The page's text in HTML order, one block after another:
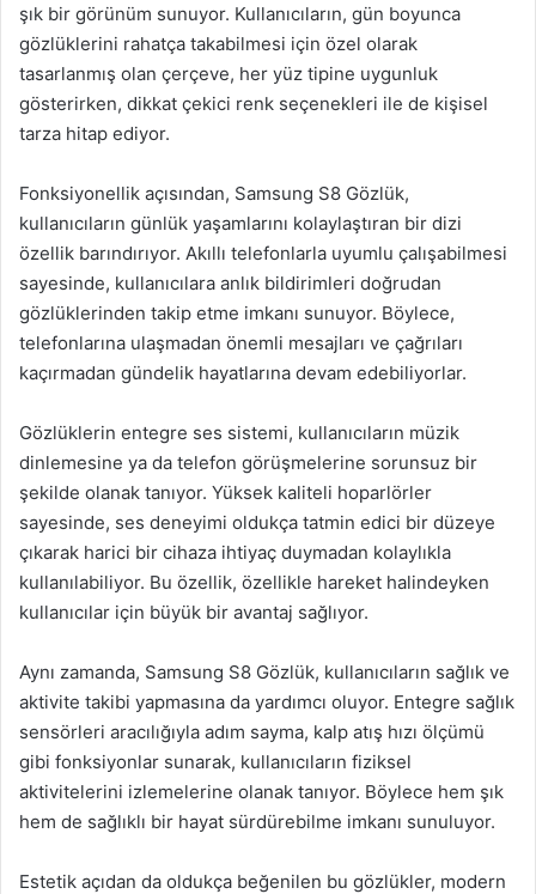
şık bir görünüm sunuyor. Kullanıcıların, gün boyunca
gözlüklerini rahatça takabilmesi için özel olarak
tasarlanmış olan çerçeve, her yüz tipine uygunluk
gösterirken, dikkat çekici renk seçenekleri ile de kişisel
tarza hitap ediyor.
Fonksiyonellik açısından, Samsung S8 Gözlük,
kullanıcıların günlük yaşamlarını kolaylaştıran bir dizi
özellik barındırıyor. Akıllı telefonlarla uyumlu çalışabilmesi
sayesinde, kullanıcılara anlık bildirimleri doğrudan
gözlüklerinden takip etme imkanı sunuyor. Böylece,
telefonlarına ulaşmadan önemli mesajları ve çağrıları
kaçırmadan gündelik hayatlarına devam edebiliyorlar.
Gözlüklerin entegre ses sistemi, kullanıcıların müzik
dinlemesine ya da telefon görüşmelerine sorunsuz bir
şekilde olanak tanıyor. Yüksek kaliteli hoparlörler
sayesinde, ses deneyimi oldukça tatmin edici bir düzeye
çıkarak harici bir cihaza ihtiyaç duymadan kolaylıkla
kullanılabiliyor. Bu özellik, özellikle hareket halindeyken
kullanıcılar için büyük bir avantaj sağlıyor.
Aynı zamanda, Samsung S8 Gözlük, kullanıcıların sağlık ve
aktivite takibi yapmasına da yardımcı oluyor. Entegre sağlık
sensörleri aracılığıyla adım sayma, kalp atış hızı ölçümü
gibi fonksiyonlar sunarak, kullanıcıların fiziksel
aktivitelerini izlemelerine olanak tanıyor. Böylece hem şık
hem de sağlıklı bir hayat sürdürebilme imkanı sunuluyor.
Estetik açıdan da oldukça beğenilen bu gözlükler, modern